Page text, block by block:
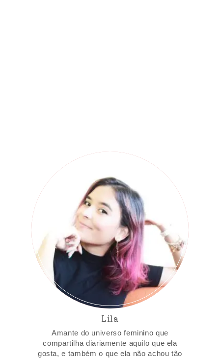
Lila
Amante do universo feminino que
compartilha diariamente aquilo que ela
gosta, e também o que ela não achou tão